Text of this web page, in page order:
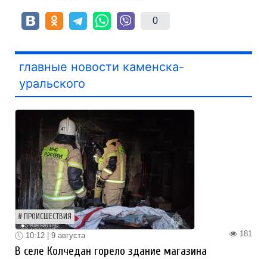
0
главные новости каменска-
уральского
ПРОИСШЕСТВИЯ
181
10:12 | 9 августа
В селе Колчедан горело здание магазина